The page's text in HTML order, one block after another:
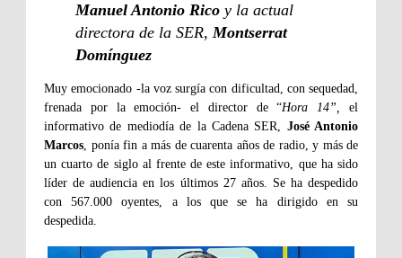
Manuel Antonio Rico y la actual
directora de la SER,Montserrat
Domínguez
Muy emocionado -la voz surgía con dificultad, con sequedad,
frenada por la emoción- el director de “Hora 14”, el
informativo de mediodía de la Cadena SER, José Antonio
Marcos, ponía fin a más de cuarenta años de radio, y más de
un cuarto de siglo al frente de este informativo, que ha sido
líder de audiencia en los últimos 27 años. Se ha despedido
con 567.000 oyentes, a los que se ha dirigido en su
despedida.